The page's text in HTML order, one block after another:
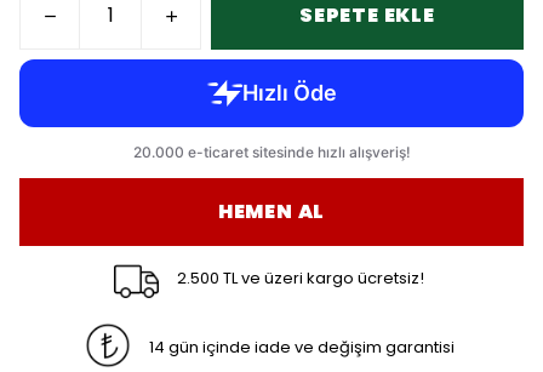
SEPETE EKLE
HEMEN AL
2.500 TL ve üzeri kargo ücretsiz!
14 gün içinde iade ve değişim garantisi